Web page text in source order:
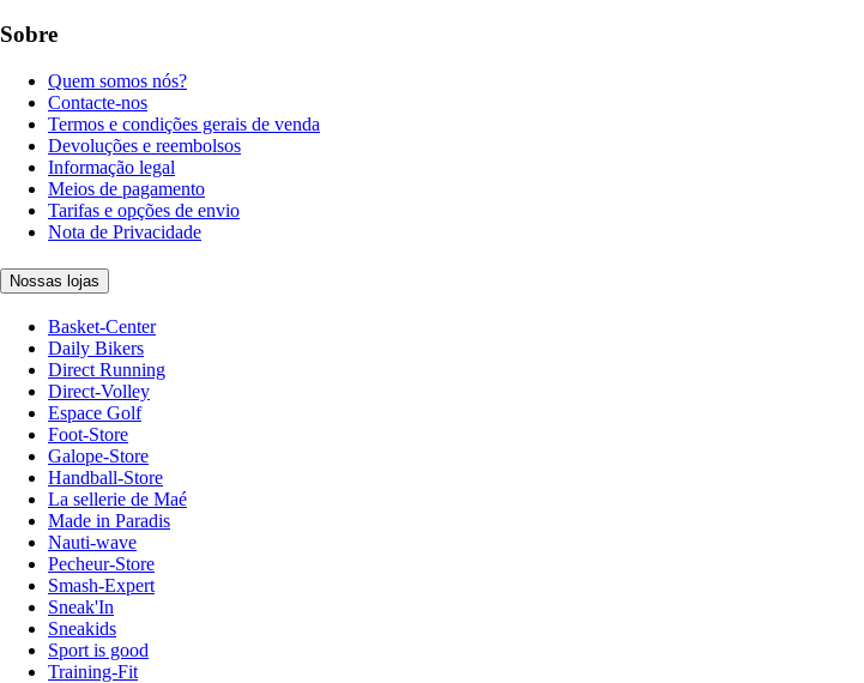
Sobre
Quem somos nós?
Contacte-nos
Termos e condições gerais de venda
Devoluções e reembolsos
Informação legal
Meios de pagamento
Tarifas e opções de envio
Nota de Privacidade
Nossas lojas
Basket-Center
Daily Bikers
Direct Running
Direct-Volley
Espace Golf
Foot-Store
Galope-Store
Handball-Store
La sellerie de Maé
Made in Paradis
Nauti-wave
Pecheur-Store
Smash-Expert
Sneak'In
Sneakids
Sport is good
Training-Fit